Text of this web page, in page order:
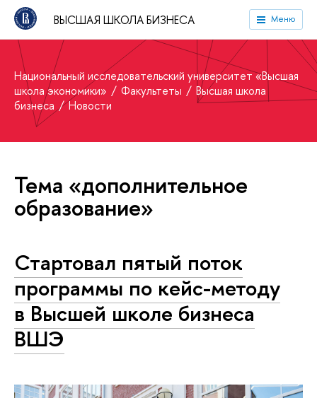
ВЫСШАЯ ШКОЛА БИЗНЕСА Меню
Национальный исследовательский университет «Высшая
школа экономики»
Факультеты
Высшая школа
бизнеса
Новости
Тема «дополнительное
образование»
Стартовал пятый поток
программы по кейс-методу
в Высшей школе бизнеса
ВШЭ